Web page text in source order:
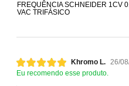
FREQUÊNCIA SCHNEIDER 1CV
VAC TRIFÁSICO
Khromo L. 26/
Eu recomendo esse produto.